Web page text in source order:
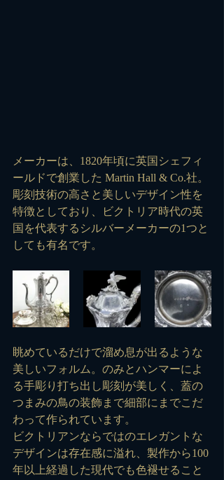
メーカーは、1820年頃に英国シェフィ
ールドで創業した Martin Hall & Co.社。
彫刻技術の高さと美しいデザイン性を
特徴としており、ビクトリア時代の英
国を代表するシルバーメーカーの1つと
しても有名です。
眺めているだけで溜め息が出るような
美しいフォルム。のみとハンマーによ
る手彫り打ち出し彫刻が美しく、蓋の
つまみの鳥の装飾まで細部にまでこだ
わって作られています。
ビクトリアンならではのエレガントな
デザインは存在感に溢れ、製作から100
年以上経過した現代でも色褪せること